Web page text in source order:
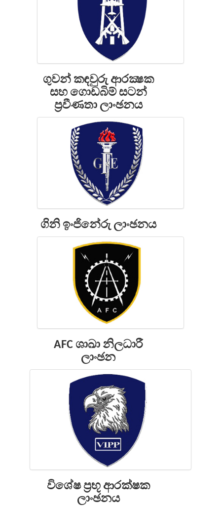
ගුවන් කඳවුරු ආරක්‍ෂක
සහ ගොඩබිම් සටන්
ප්‍රවීණතා ලාංඡනය
ගිනි ඉංජිනේරු ලාංඡනය
AFC ශාඛා නිලධාරී
ලාංඡන
විශේෂ ප්‍රභූ ආරක්ෂක
ලාංඡනය